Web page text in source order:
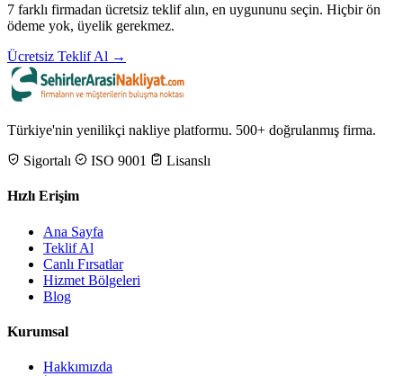
7 farklı firmadan ücretsiz teklif alın, en uygununu seçin. Hiçbir ön
ödeme yok, üyelik gerekmez.
Ücretsiz Teklif Al →
Türkiye'nin yenilikçi nakliye platformu. 500+ doğrulanmış firma.
Sigortalı
ISO 9001 Lisanslı
Hızlı Erişim
Ana Sayfa
Teklif Al
Canlı Fırsatlar
Hizmet Bölgeleri
Blog
Kurumsal
Hakkımızda